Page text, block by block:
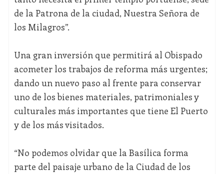
de la Patrona de la ciudad, Nuestra Señora de
los Milagros”.
Una gran inversión que permitirá al Obispado
acometer los trabajos de reforma más urgentes;
dando un nuevo paso al frente para conservar
uno de los bienes materiales, patrimoniales y
culturales más importantes que tiene El Puerto
y de los más visitados.
“No podemos olvidar que la Basílica forma
parte del paisaje urbano de la Ciudad de los